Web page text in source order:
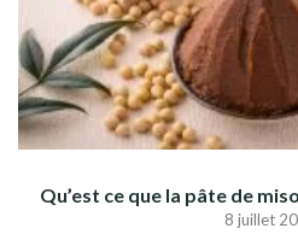
Qu’est ce que la pâte de
8 juillet